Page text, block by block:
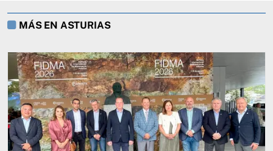
MÁS EN ASTURIAS